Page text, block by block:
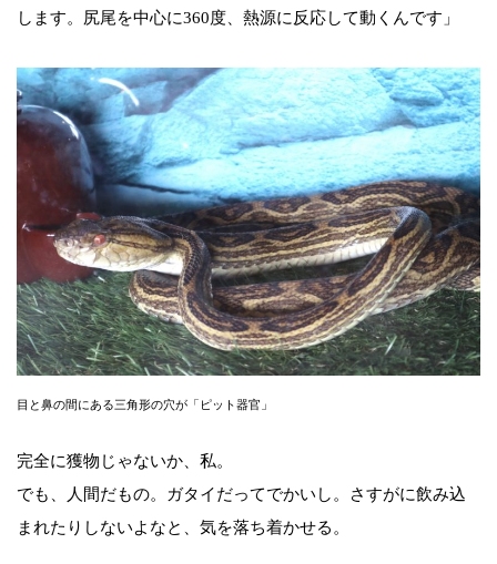
します。尻尾を中心に360度、熱源に反応して動くんです」
目と鼻の間にある三角形の穴が「ピット器官」
完全に獲物じゃないか、私。
でも、人間だもの。ガタイだってでかいし。さすがに飲み込
まれたりしないよなと、気を落ち着かせる。